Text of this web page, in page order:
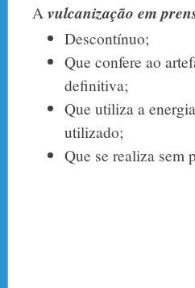
A vulcanização em
Descontínuo;
Que confere ao
definitiva;
Que utiliza a
utilizado;
Que se realiza sem